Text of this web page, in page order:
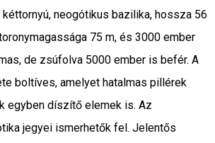
neogótikus bazilika, hossza 56
75 m, és 3000 ember
de zsúfolva 5000 ember is befér. A
boltíves, amelyet hatalmas pillérek
egyben díszítő elemek is. Az
jegyei ismerhetők fel. Jelentős